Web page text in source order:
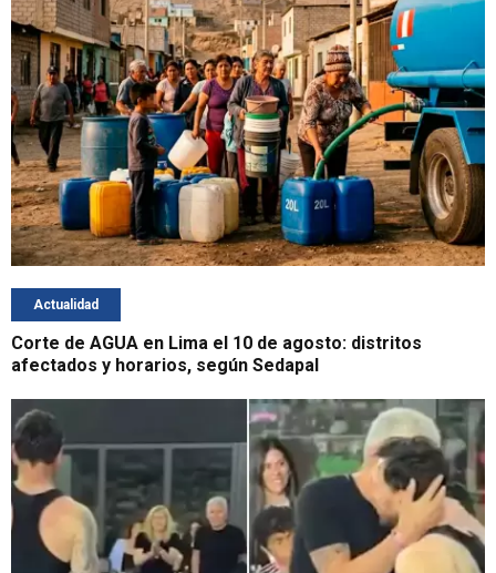
Actualidad
Corte de AGUA en Lima el 10 de agosto: distritos
afectados y horarios, según Sedapal